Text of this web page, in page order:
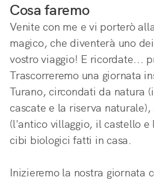
Cosa faremo
Venite con me e vi porterò
magico, che diventerà uno
vostro viaggio! E ricordate...
Trascorreremo una giornata
Turano, circondati da natura
cascate e la riserva
(l'antico villaggio, il castello e
cibi biologici fatti in casa.
Inizieremo la nostra giornata